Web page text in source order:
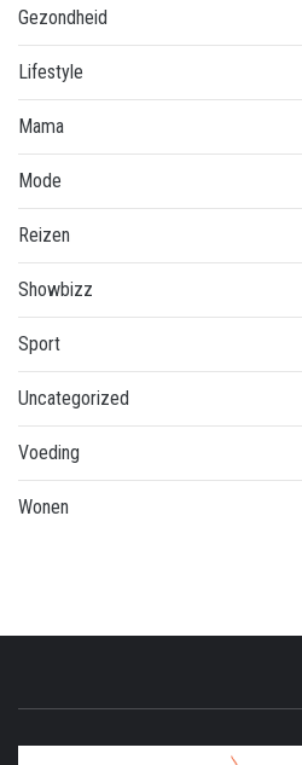
Gezondheid
Lifestyle
Mama
Mode
Reizen
Showbizz
Sport
Uncategorized
Voeding
Wonen